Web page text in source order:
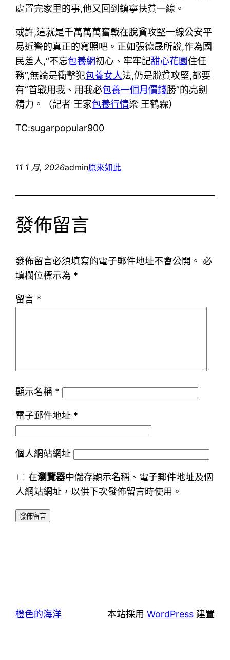
處置完家里的事,他又回到鎮寧扶貧一線。
或許,這就是千萬萬萬奮戰在脫貧攻堅一線公安平
易近警的真正的寫照吧。正如張德晟所說,作為國
民差人,“不忘包養網初心、牢牢記甜心花園住任
務”,無論是衝擊犯包養女人法,仍是脫貧攻堅,都要
有“首戰用我、用我必包養一個月價錢勝”的亮劍
精力。（記者 王家包養行情梁 王鶴霖）
TC:sugarpopular900
11 1 月, 2026admin原來如此
發佈留言
發佈留言必須填寫的電子郵件地址不會公開。 必
填欄位標示為 *
留言 *
顯示名稱 *
電子郵件地址 *
個人網站網址
在瀏覽器中儲存顯示名稱、電子郵件地址及個
人網站網址，以供下次發佈留言時使用。
橙色的海洋 本站採用 WordPress建置